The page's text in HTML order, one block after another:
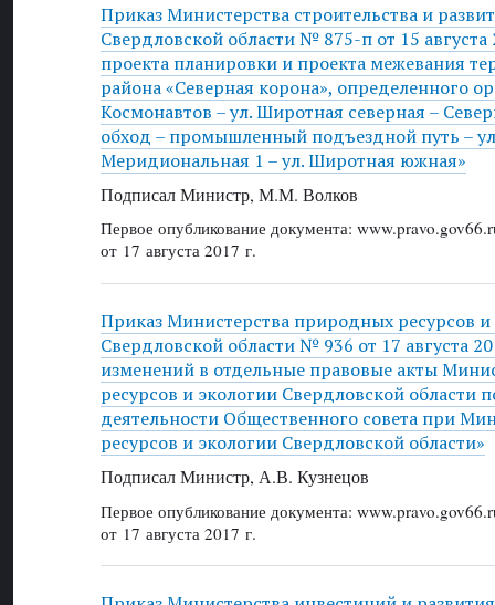
Приказ Министерства строительства и
Свердловской области № 875-п от 15 августа
проекта планировки и проекта межевания
района «Северная корона», определенного
Космонавтов – ул. Широтная северная –
обход – промышленный подъездной путь –
Меридиональная 1 – ул. Широтная южная»
Подписал Министр, М.М. Волков
Первое опубликование документа:
от 17 августа 2017 г.
Приказ Министерства природных ресурсов и
Свердловской области № 936 от 17 августа
изменений в отдельные правовые акты
ресурсов и экологии Свердловской области
деятельности Общественного совета при
ресурсов и экологии Свердловской области»
Подписал Министр, А.В. Кузнецов
Первое опубликование документа:
от 17 августа 2017 г.